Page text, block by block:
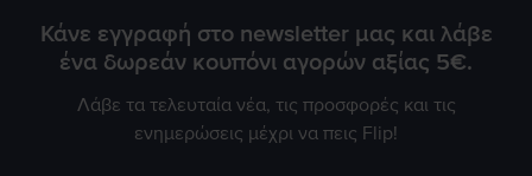
Κάνε εγγραφή στο newsletter μας και λάβε
ένα δωρεάν κουπόνι αγορών αξίας 5€.
Λάβε τα τελευταία νέα, τις προσφορές και τις
ενημερώσεις μέχρι να πεις Flip!